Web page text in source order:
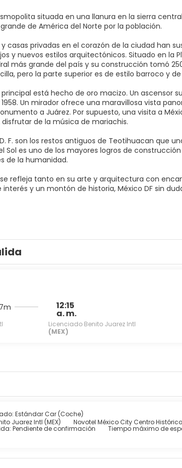
situada en una llanura en la sierra
de América del Norte por la población.
casas privadas en el corazón de la ciudad han
y nuevos estilos arquitectónicos. Situado en la
más grande del país y su construcción tomó
pero la parte superior es de estilo barroco y
está hecho de oro macizo. Un ascensor
Un mirador ofrece una maravillosa vista
a Juárez. Por supuesto, una visita a
disfrutar de la música de mariachis.
F. son los restos antiguos de Teotihuacan que
Sol es uno de los mayores logros de
de la humanidad.
refleja tanto en su arte y arquitectura con
12:15
a. m.
Licenciado Benito Juarez Intl
(MEX)
Estándar Car (Coche)
Juarez Intl (MEX)
Novotel México City Centro Histórico
Pendiente de confirmación Tiempo máximo de